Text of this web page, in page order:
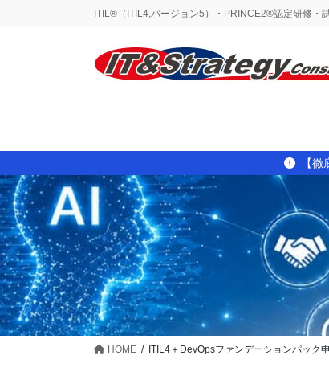
動
ITIL®（ITIL4,バージョン5）・PRINCE2®認定研修・
【
HOME ITIL4＋DevOpsファンデーションパック